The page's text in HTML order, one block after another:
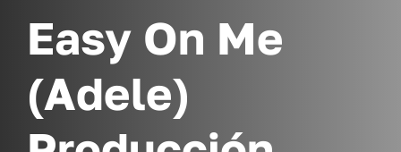
Easy On Me
(Adele)